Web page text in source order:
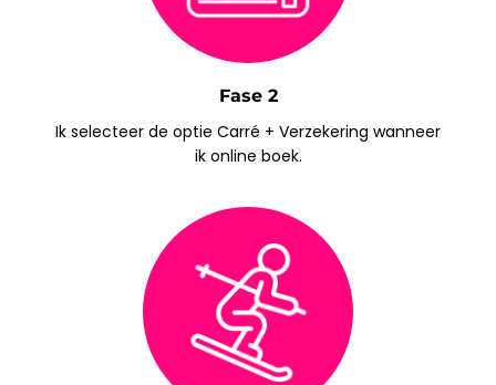
Fase 2
Ik selecteer de optie Carré + Verzekering wanneer
ik online boek.